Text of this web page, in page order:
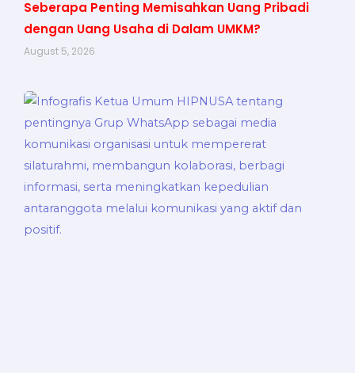
Seberapa Penting Memisahkan Uang Pribadi
dengan Uang Usaha di Dalam UMKM?
August 5, 2026